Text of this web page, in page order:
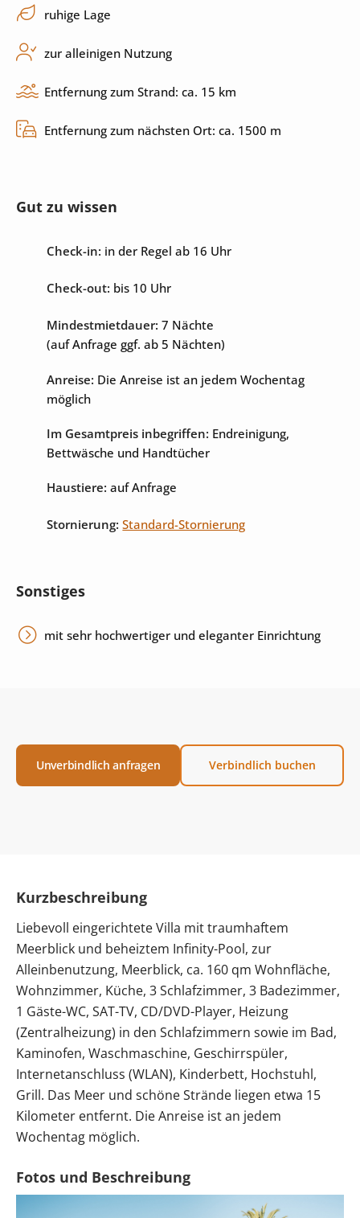
Pool
Sonnenliegen
ruhige Lage
zur alleinigen Nutzung
Entfernung zum Strand: ca. 15 km
Entfernung zum nächsten Ort: ca. 1500 m
Gut zu wissen
Check-in: in der Regel ab 16 Uhr
Check-out: bis 10 Uhr
Mindestmietdauer: 7 Nächte
(auf Anfrage ggf. ab 5 Nächten)
Anreise: Die Anreise ist an jedem Wochentag
möglich
Im Gesamtpreis inbegriffen: Endreinigung,
Bettwäsche und Handtücher
Haustiere: auf Anfrage
Stornierung: Standard-Stornierung
Sonstiges
mit sehr hochwertiger und eleganter Einrichtung
Unverbindlich anfragen Verbindlich buchen
Kurzbeschreibung
Liebevoll eingerichtete Villa mit traumhaftem
Meerblick und beheiztem Infinity-Pool, zur
Alleinbenutzung, Meerblick, ca. 160 qm Wohnfläche,
Wohnzimmer, Küche, 3 Schlafzimmer, 3 Badezimmer,
1 Gäste-WC, SAT-TV, CD/DVD-Player, Heizung
(Zentralheizung) in den Schlafzimmern sowie im Bad,
Kaminofen, Waschmaschine, Geschirrspüler,
Internetanschluss (WLAN), Kinderbett, Hochstuhl,
Grill. Das Meer und schöne Strände liegen etwa 15
Kilometer entfernt. Die Anreise ist an jedem
Wochentag möglich.